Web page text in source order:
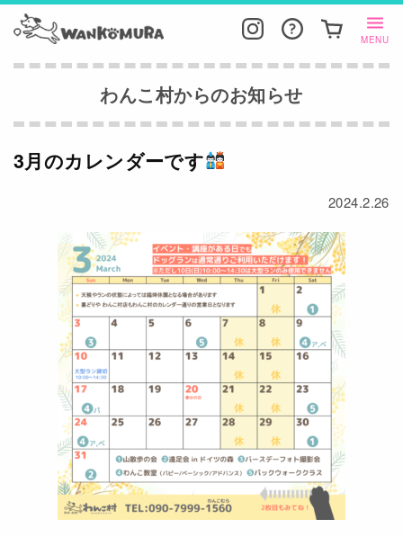
MENU
わんこ村からのお知らせ
3月のカレンダーです
2024.2.26